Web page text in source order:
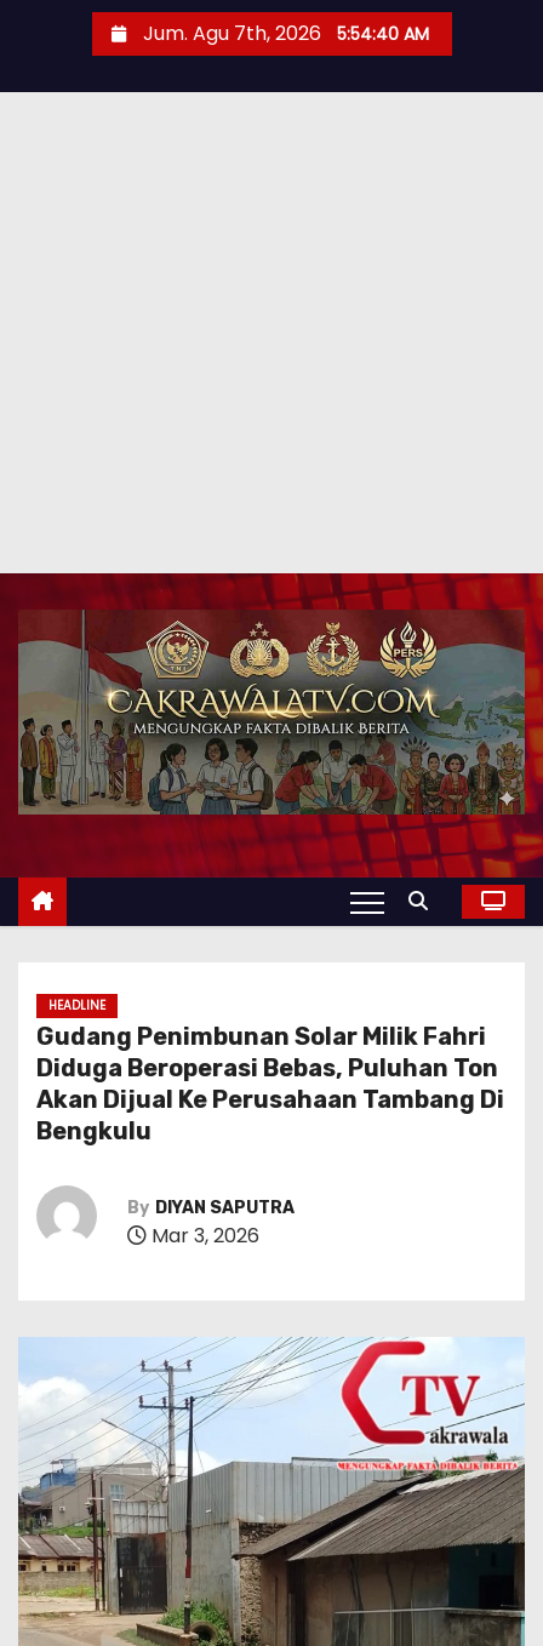
Jum. Agu 7th, 2026 5:54:42 AM
HEADLINE
Gudang Penimbunan Solar Milik Fahri
Diduga Beroperasi Bebas, Puluhan Ton
Akan Dijual Ke Perusahaan Tambang Di
Bengkulu
By DIYAN SAPUTRA
Mar 3, 2026